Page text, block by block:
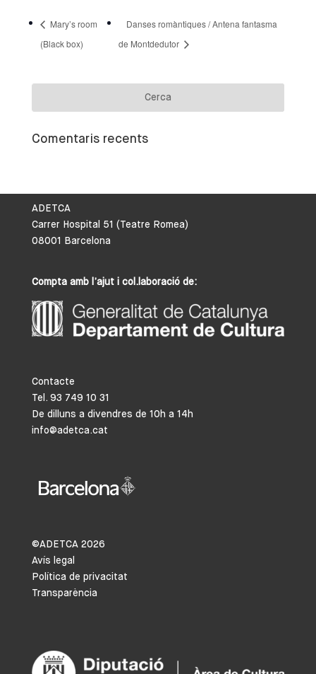
Mary’s room
(Black box)
Danses romàntiques / Antena fantasma
de Montdedutor
Comentaris recents
ADETCA
Carrer Hospital 51 (Teatre Romea)
08001 Barcelona
Compta amb l’ajut i col.laboració de:
Contacte
Tel. 93 749 10 31
De dilluns a divendres de 10h a 14h
info@adetca.cat
©ADETCA 2026
Avís legal
Política de privacitat
Transparència